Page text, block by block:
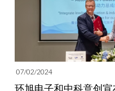
07/02/2024
环旭电子和中科意创